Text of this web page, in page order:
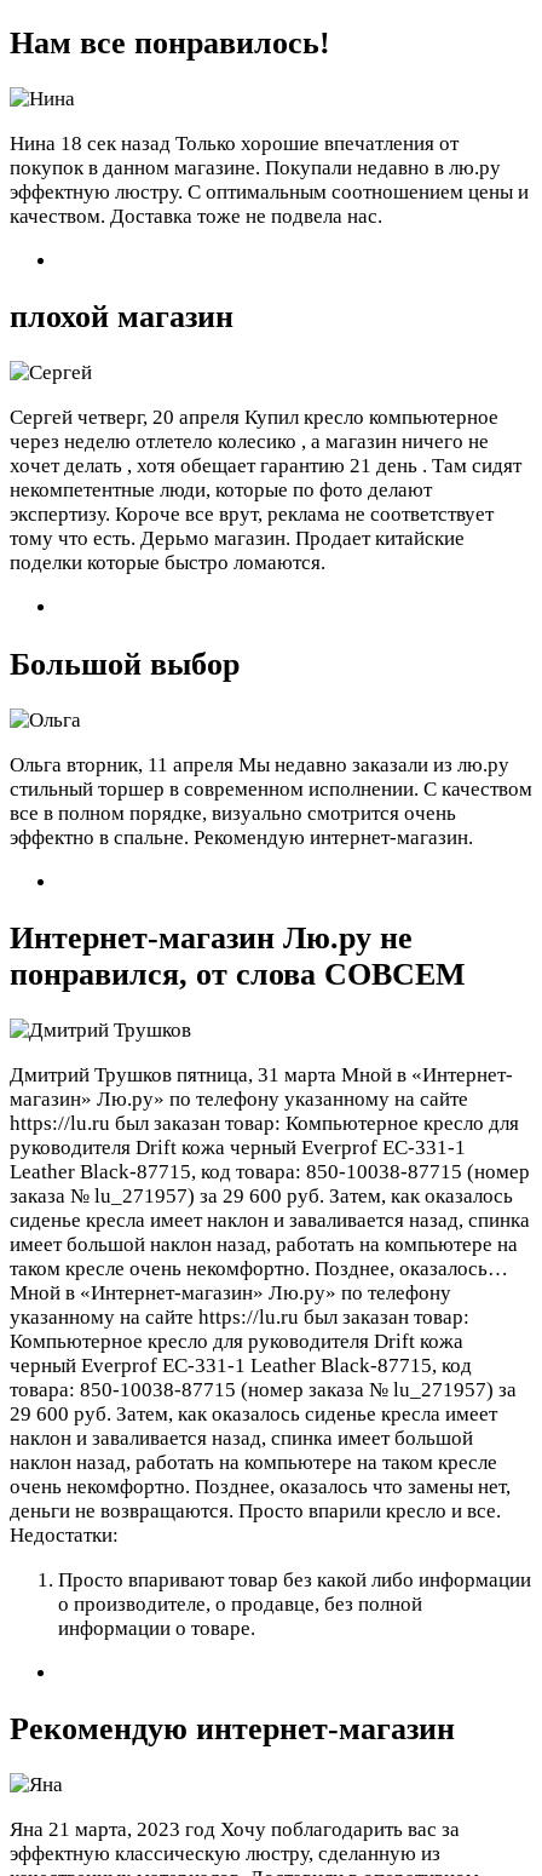
Нам все понравилось!
Нина 18 сек назад Только хорошие впечатления от
покупок в данном магазине. Покупали недавно в лю.ру
эффектную люстру. С оптимальным соотношением цены и
качеством. Доставка тоже не подвела нас.
плохой магазин
Сергей четверг, 20 апреля Купил кресло компьютерное
через неделю отлетело колесико , а магазин ничего не
хочет делать , хотя обещает гарантию 21 день . Там сидят
некомпетентные люди, которые по фото делают
экспертизу. Короче все врут, реклама не соответствует
тому что есть. Дерьмо магазин. Продает китайские
поделки которые быстро ломаются.
Большой выбор
Ольга вторник, 11 апреля Мы недавно заказали из лю.ру
стильный торшер в современном исполнении. С качеством
все в полном порядке, визуально смотрится очень
эффектно в спальне. Рекомендую интернет-магазин.
Интернет-магазин Лю.ру не
понравился, от слова СОВСЕМ
Дмитрий Трушков пятница, 31 марта Мной в «Интернет-
магазин» Лю.ру» по телефону указанному на сайте
https://lu.ru был заказан товар: Компьютерное кресло для
руководителя Drift кожа черный Everprof EC-331-1
Leather Black-87715, код товара: 850-10038-87715 (номер
заказа № lu_271957) за 29 600 руб. Затем, как оказалось
сиденье кресла имеет наклон и заваливается назад, спинка
имеет большой наклон назад, работать на компьютере на
таком кресле очень некомфортно. Позднее, оказалось…
Мной в «Интернет-магазин» Лю.ру» по телефону
указанному на сайте https://lu.ru был заказан товар:
Компьютерное кресло для руководителя Drift кожа
черный Everprof EC-331-1 Leather Black-87715, код
товара: 850-10038-87715 (номер заказа № lu_271957) за
29 600 руб. Затем, как оказалось сиденье кресла имеет
наклон и заваливается назад, спинка имеет большой
наклон назад, работать на компьютере на таком кресле
очень некомфортно. Позднее, оказалось что замены нет,
деньги не возвращаются. Просто впарили кресло и все.
Недостатки:
Просто впаривают товар без какой либо информации
о производителе, о продавце, без полной
информации о товаре.
Рекомендую интернет-магазин
Яна 21 марта, 2023 год Хочу поблагодарить вас за
эффектную классическую люстру, сделанную из